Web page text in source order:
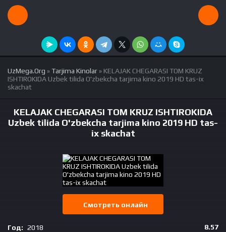
UzMega.Org »Tarjima Kinolar » KELAJAK CHEGARASI TOM KRUZ
ISHTIROKIDA Uzbek tilida O'zbekcha tarjima kino 2019 HD tas-ix
skachat
KELAJAK CHEGARASI TOM KRUZ ISHTIROKIDA
Uzbek tilida O'zbekcha tarjima kino 2019 HD tas-
ix skachat
Смотреть онлайн
8.57
Год: 2018